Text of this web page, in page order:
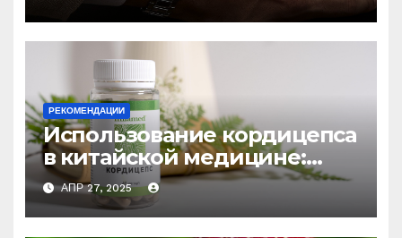
РЕКОМЕНДАЦИИ
Использование кордицепса
в китайской медицине:
природное средство
против усталости и
истощения
АПР 27, 2025